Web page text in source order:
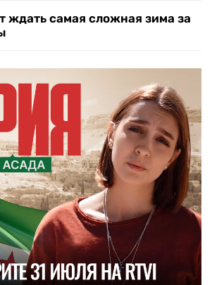
ждать самая сложная зима за